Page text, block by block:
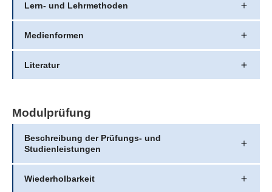
Lern- und Lehrmethoden
Medienformen
Literatur
Modulprüfung
Beschreibung der Prüfungs- und
Studienleistungen
Wiederholbarkeit